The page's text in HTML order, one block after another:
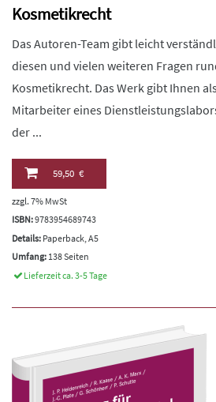
Kosmetikrecht
Das Autoren-Team gibt leicht
diesen und vielen weiteren Fragen
Kosmetikrecht. Das Werk gibt Ihnen
Mitarbeiter eines
der ...
59,50 €
zzgl. 7% MwSt
ISBN:9783954689743
Details: Paperback, A5
Umfang: 138 Seiten
Lieferzeit ca. 3-5 Tage